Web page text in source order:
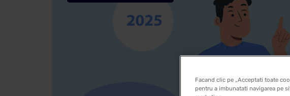
Facand clic pe „Acceptati toate
pentru a imbunatati navigarea pe